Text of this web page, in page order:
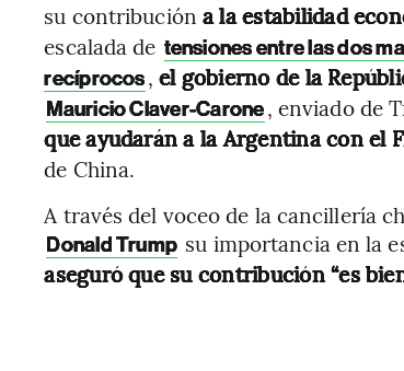
su contribución a la estabilidad
escalada de tensiones entre las dos
recíprocos, el gobierno de la
Mauricio Claver-Carone, enviado de
que ayudarán a la Argentina con el
de China.
A través del voceo de la cancillería
Donald Trump su importancia en la
aseguró que su contribución “es